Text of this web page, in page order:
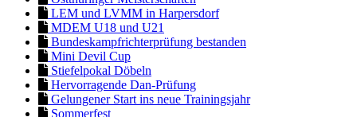
LEM und LVMM in Harpersdorf
MDEM U18 und U21
Bundeskampfrichterprüfung bestanden
Mini Devil Cup
Stiefelpokal Döbeln
Hervorragende Dan-Prüfung
Gelungener Start ins neue Trainingsjahr
Sommerfest